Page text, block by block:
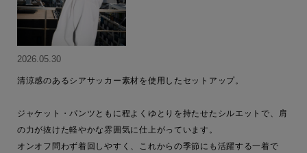
2026.05.30
清涼感のあるシアサッカー素材を使用したセットアップ。
ジャケット・パンツともに程よくゆとりを持たせたシルエットで、肩
の力が抜けた軽やかな雰囲気に仕上がっています。
オンオフ問わず着回しやすく、これからの季節にも活躍する一着で